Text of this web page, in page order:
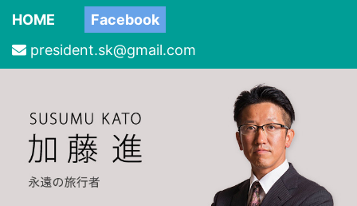
HOME
Facebook
president.sk@gmail.com